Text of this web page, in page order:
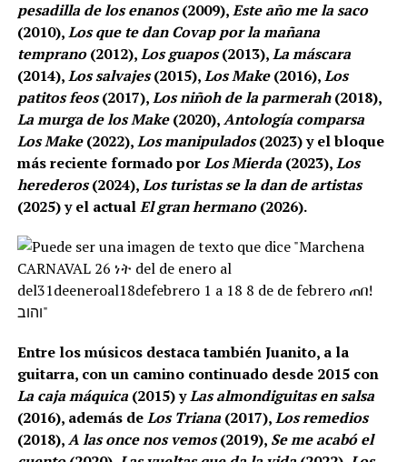
pesadilla de los enanos(2009),Este año me la saco
(2010),Los que te dan Covap por la mañana
temprano(2012),Los guapos(2013),La máscara
(2014),Los salvajes(2015),Los Make(2016),Los
patitos feos(2017),Los niñoh de la parmerah(2018),
La murga de los Make(2020),Antología comparsa
Los Make(2022),Los manipulados(2023) y el bloque
más reciente formado porLos Mierda(2023),Los
herederos(2024),Los turistas se la dan de artistas
(2025) y el actualEl gran hermano(2026).
Entre los músicos destaca también Juanito, a la
guitarra, con un camino continuado desde 2015 con
La caja máquica(2015) yLas almondiguitas en salsa
(2016), además deLos Triana(2017),Los remedios
(2018),A las once nos vemos(2019), Se me acabó el